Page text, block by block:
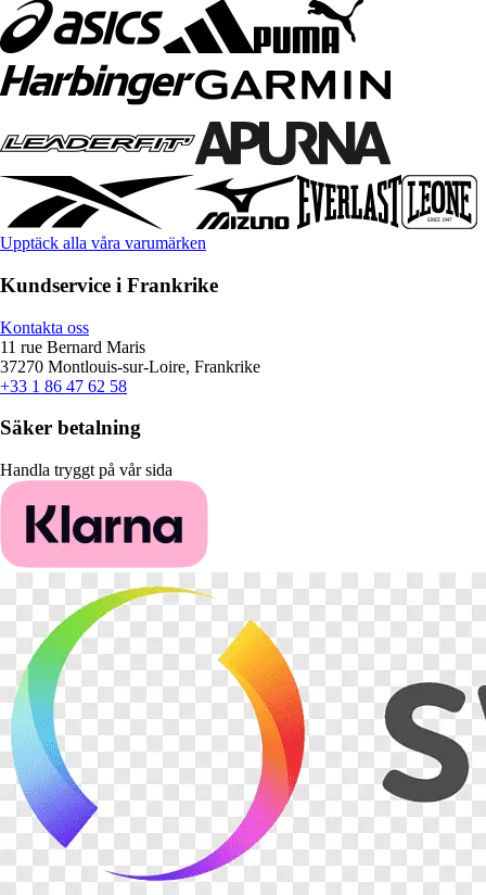
Upptäck alla våra varumärken
Kundservice i Frankrike
Kontakta oss
11 rue Bernard Maris
37270 Montlouis-sur-Loire, Frankrike
+33 1 86 47 62 58
Säker betalning
Handla tryggt på vår sida